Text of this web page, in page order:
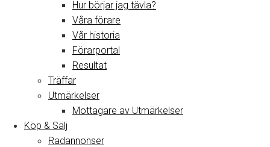
Hur börjar jag tävla?
Våra förare
Vår historia
Förarportal
Resultat
Träffar
Utmärkelser
Mottagare av Utmärkelser
Köp & Sälj
Radannonser